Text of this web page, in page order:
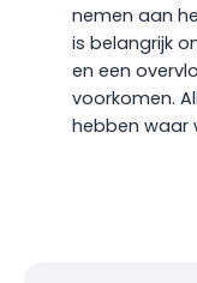
nemen aan
is belangrijk
en een
voorkomen.
hebben waar